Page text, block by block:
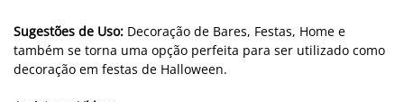
Sugestões de Uso: Decoração de Bares, Festas, Home e
também se torna uma opção perfeita para ser utilizado como
decoração em festas de Halloween.